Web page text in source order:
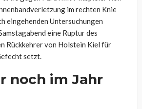
im rechten Knie
eingehenden Untersuchungen
eine Ruptur des
Rückkehrer von Holstein Kiel für
setzt.
noch im Jahr